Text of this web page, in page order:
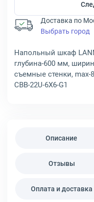
Доставка по
Выбрать город
Напольный шкаф
глубина-600 мм,
съемные стенки, max-
CBB-22U-6X6-G1
Описание
Отзывы
Оплата и доставка